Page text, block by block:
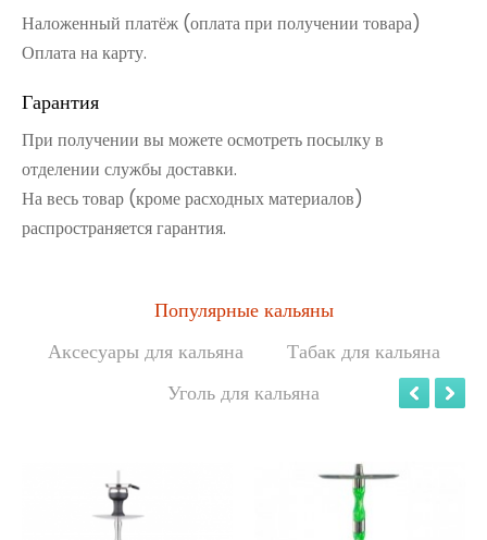
Наложенный платёж (оплата при получении товара)
Оплата на карту.
Гарантия
При получении вы можете осмотреть посылку в
отделении службы доставки.
На весь товар (кроме расходных материалов)
распространяется гарантия.
Популярные кальяны
Аксесуары для кальяна
Табак для кальяна
Уголь для кальяна